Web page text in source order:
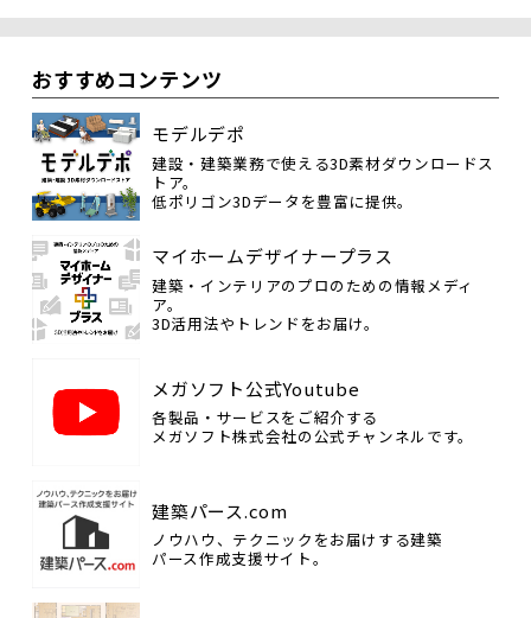
おすすめコンテンツ
モデルデポ
建設・建築業務で使える3D素材ダウンロードス
トア。
低ポリゴン3Dデータを豊富に提供。
マイホームデザイナープラス
建築・インテリアのプロのための情報メディ
ア。
3D活用法やトレンドをお届け。
メガソフト公式Youtube
各製品・サービスをご紹介する
メガソフト株式会社の公式チャンネルです。
建築パース.com
ノウハウ、テクニックをお届けする建築
パース作成支援サイト。